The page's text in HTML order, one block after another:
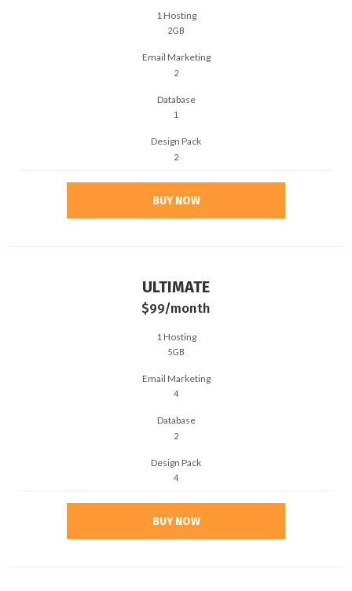
1 Hosting
2GB
Email Marketing
2
Database
1
Design Pack
2
BUY NOW
ULTIMATE
$99/month
1 Hosting
5GB
Email Marketing
4
Database
2
Design Pack
4
BUY NOW